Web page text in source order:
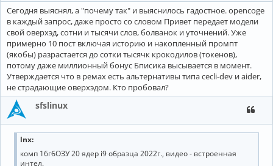
Сегодня выяснял, а "почему так" и выяснилось гадостное. opencoge
в каждый запрос, даже просто со словом Привет передает модели
свой оверхэд, сотни и тысячи слов, болванок и уточнений. Уже
примерно 10 пост включая историю и накопленный промпт
(якобы) разрастается до сотки тысячк крокодилов (токенов),
потому даже миллионный бонус Бписика высывается в момент.
Утверждается что в ремах есть альтернативы типа cecli-dev и aider,
не страдающие оверхэдом. Кто пробовал?
sfslinux
lnx:
комп 16гбОЗУ 20 ядер i9 образца 2022г., видео - встроенная
интел.